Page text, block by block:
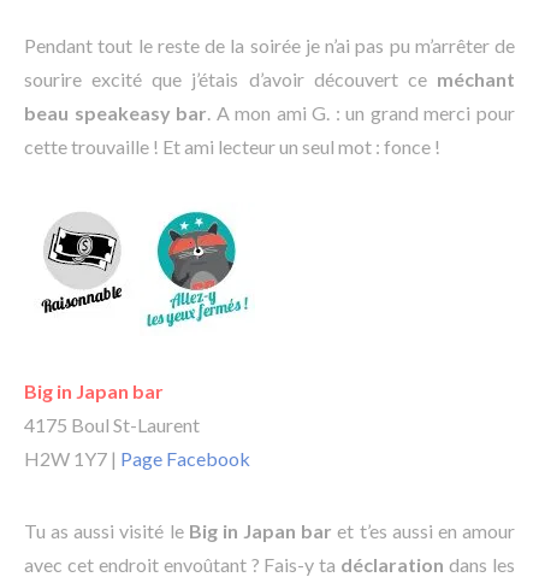
Pendant tout le reste de la soirée je n’ai pas pu m’arrêter de
sourire excité que j’étais d’avoir découvert ce méchant
beau speakeasy bar. A mon ami G. : un grand merci pour
cette trouvaille ! Et ami lecteur un seul mot : fonce !
Big in Japan bar
4175 Boul St-Laurent
H2W 1Y7 | Page Facebook
Tu as aussi visité le Big in Japan bar et t’es aussi en amour
avec cet endroit envoûtant ? Fais-y ta déclaration dans les